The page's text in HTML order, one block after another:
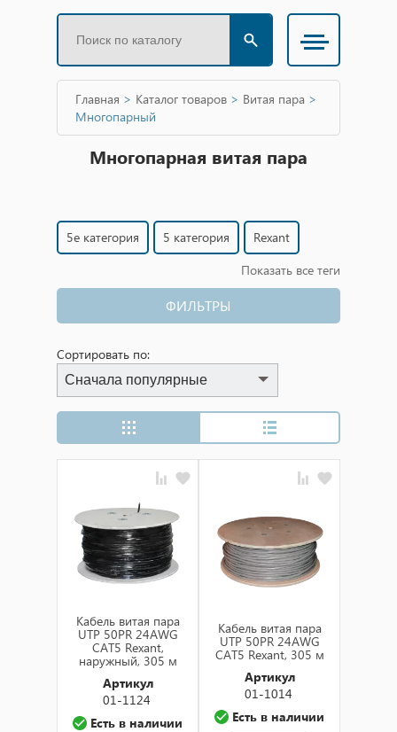
Главная > Каталог товаров > Витая пара >
Многопарный
Многопарная витая пара
5e категория 5 категория Rexant
Неэкранированная Netlan
Показать все теги
ФИЛЬТРЫ
Сортировать по:
Сначала популярные
Сначала популярные
Сначала дешевые
Сначала дорогие
Сначала новинки
по названию (а-я)
по названию (я-а)
Кабель витая пара
UTP 50PR 24AWG
CAT5 Rexant,
наружный, 305 м
Артикул
01-1124
Есть в наличии
Кабель витая пара
UTP 50PR 24AWG
CAT5 Rexant, 305 м
Артикул
01-1014
Есть в наличии